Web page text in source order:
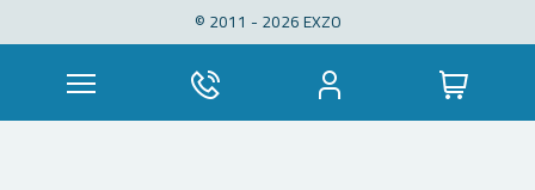
© 2011 - 2026 EXZO